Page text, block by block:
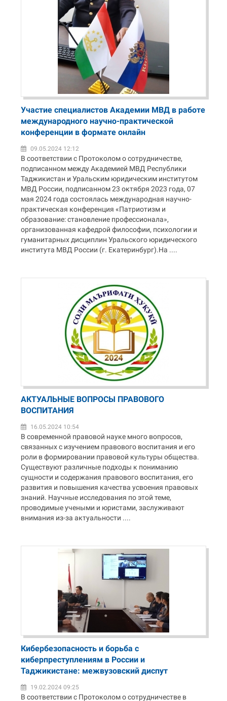
Участие специалистов Академии МВД в работе
международного научно-практической
конференции в формате онлайн
09.05.2024 12:12
В соответствии с Протоколом о сотрудничестве,
подписанном между Академией МВД Республики
Таджикистан и Уральским юридическим институтом
МВД России, подписанном 23 октября 2023 года, 07
мая 2024 года состоялась международная научно-
практическая конференция «Патриотизм и
образование: становление профессионала»,
организованная кафедрой философии, психологии и
гуманитарных дисциплин Уральского юридического
института МВД России (г. Екатеринбург).На ....
АКТУАЛЬНЫЕ ВОПРОСЫ ПРАВОВОГО
ВОСПИТАНИЯ
16.05.2024 10:54
В современной правовой науке много вопросов,
связанных с изучением правового воспитания и его
роли в формировании правовой культуры общества.
Существуют различные подходы к пониманию
сущности и содержания правового воспитания, его
развития и повышения качества усвоения правовых
знаний. Научные исследования по этой теме,
проводимые учеными и юристами, заслуживают
внимания из-за актуальности ....
Кибербезопасность и борьба с
киберпреступлениям в России и
Таджикистане: межвузовский диспут
19.02.2024 09:25
В соответствии с Протоколом о сотрудничестве в